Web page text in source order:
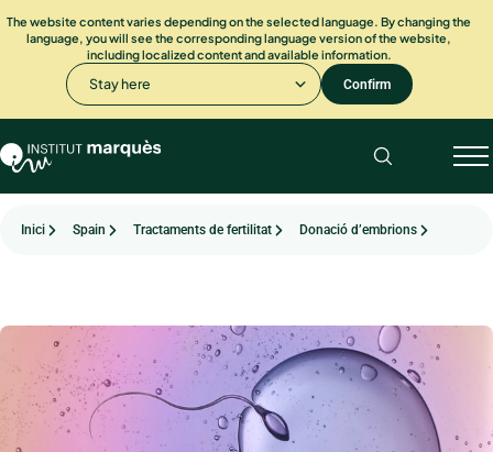
The website content varies depending on the selected language. By changing the
language, you will see the corresponding language version of the website,
including localized content and available information.
Stay here Confirm
Inici Spain Tractaments de fertilitat Donació d’embrions